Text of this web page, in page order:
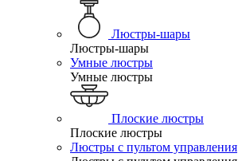
Люстры-шары
Люстры-шары
Умные люстры
Умные люстры
Плоские люстры
Плоские люстры
Люстры с пультом управления